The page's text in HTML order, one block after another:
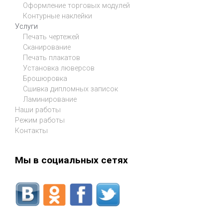
Оформление торговых модулей
Контурные наклейки
Услуги
Печать чертежей
Сканирование
Печать плакатов
Установка люверсов
Брошюровка
Сшивка дипломных записок
Ламинирование
Наши работы
Режим работы
Контакты
Мы в социальных сетях